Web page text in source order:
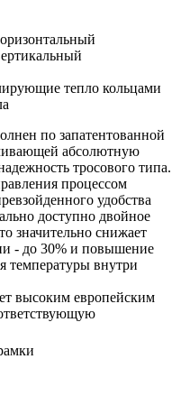
тепло кольцами
по запатентованной
абсолютную
тросового типа.
процессом
удобства
доступно двойное
значительно снижает
- до 30% и повышение
температуры внутри
высоким европейским